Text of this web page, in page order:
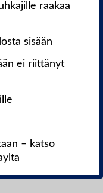
raakaa
sisään
ei riittänyt
– katso